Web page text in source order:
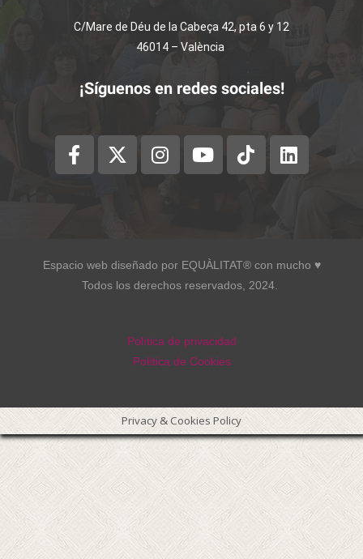
C/Mare de Déu de la Cabeça 42, pta 6 y 12
46014 – València
¡Síguenos en redes sociales!
Espacio web diseñado por EQUÀLITAT® con mucho ♥︎
Todos los derechos reservados, 2024.
Política de privacidad
Política de Cookies
Privacy & Cookies Policy